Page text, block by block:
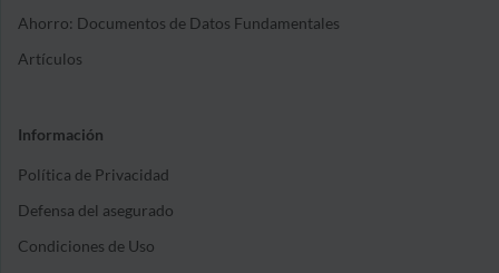
Ahorro: Documentos de Datos Fundamentales
Artículos
Información
Política de Privacidad
Defensa del asegurado
Condiciones de Uso